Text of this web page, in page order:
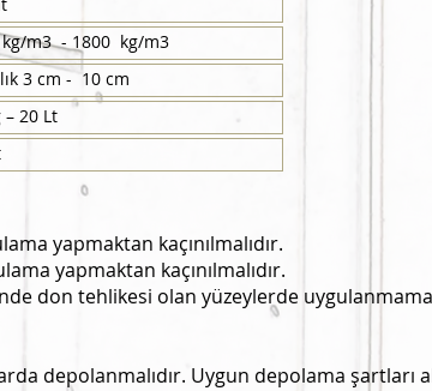
yapmaktan kaçınılmalıdır.
yapmaktan kaçınılmalıdır.
don tehlikesi olan yüzeylerde
depolanmalıdır. Uygun depolama şartları
kg/m3 - 1800 kg/m3
3 cm - 10 cm
– 20 Lt